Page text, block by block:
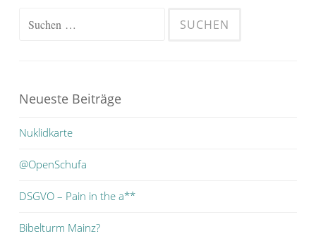
Suchen
Neueste Beiträge
Nuklidkarte
@OpenSchufa
DSGVO – Pain in the a**
Bibelturm Mainz?